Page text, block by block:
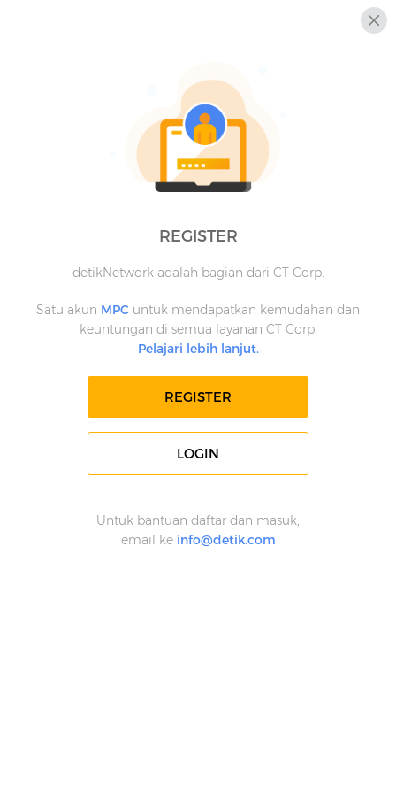
REGISTER
detikNetwork adalah bagian dari CT Corp.
Satu akun MPC untuk mendapatkan kemudahan dan
keuntungan di semua layanan CT Corp.
Pelajari lebih lanjut.
REGISTER
LOGIN
Untuk bantuan daftar dan masuk,
email ke info@detik.com